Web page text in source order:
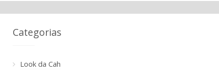
Categorias
Look da Cah